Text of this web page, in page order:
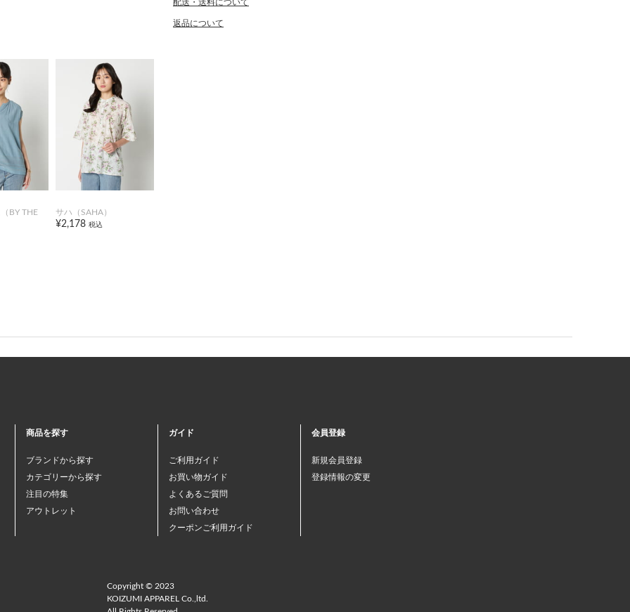
BY THE サハ（SAHA）
¥2,178 税込
配送・送料について
返品について
商品を探す
ブランドから探す
カテゴリーから探す
注目の特集
アウトレット
ガイド
ご利用ガイド
お買い物ガイド
よくあるご質問
お問い合わせ
クーポンご利用ガイド
会員登録
新規会員登録
登録情報の変更
Copyright © 2023
KOIZUMI APPAREL Co.,ltd.